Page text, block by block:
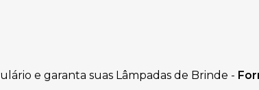
e garanta suas Lâmpadas de Brinde -